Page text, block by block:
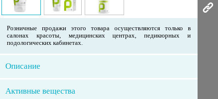
Розничные продажи этого товара осуществляются только в
салонах красоты, медицинских центрах, педикюрных и
подологических кабинетах.
Описание
Активные вещества